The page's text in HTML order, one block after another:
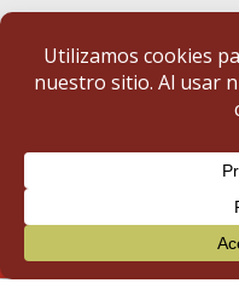
Portal de